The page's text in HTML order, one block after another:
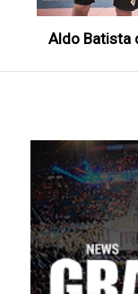
Aldo Batista